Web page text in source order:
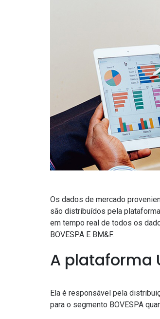
Os dados de mercado
são distribuídos pela
em tempo real de todos os
BOVESPA E BM&F.
A plataforma
Ela é responsável pela
para o segmento BOVESPA